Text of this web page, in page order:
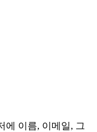
에 이름, 이메일, 그